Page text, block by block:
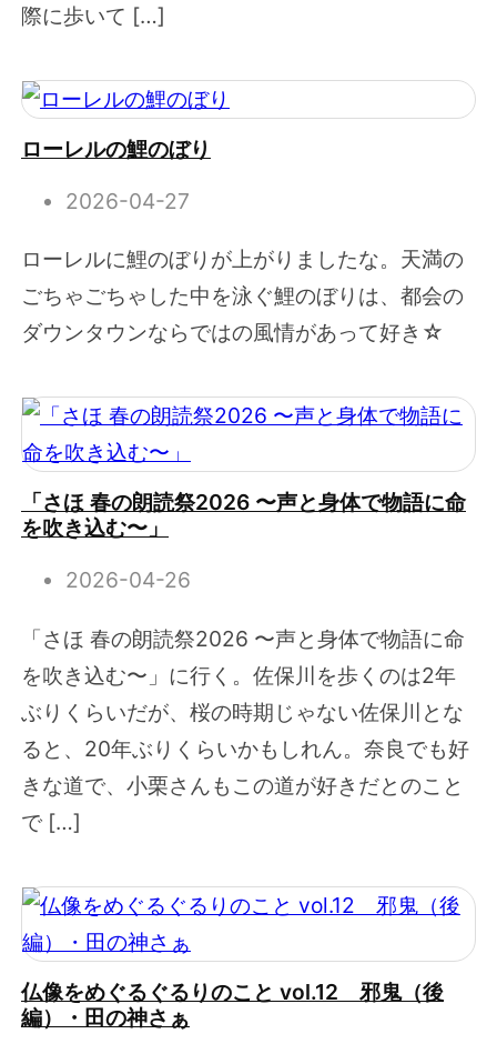
際に歩いて […]
ローレルの鯉のぼり
2026-04-27
ローレルに鯉のぼりが上がりましたな。天満の
ごちゃごちゃした中を泳ぐ鯉のぼりは、都会の
ダウンタウンならではの風情があって好き☆
「さほ 春の朗読祭2026 〜声と身体で物語に命
を吹き込む〜」
2026-04-26
「さほ 春の朗読祭2026 〜声と身体で物語に命
を吹き込む〜」に行く。佐保川を歩くのは2年
ぶりくらいだが、桜の時期じゃない佐保川とな
ると、20年ぶりくらいかもしれん。奈良でも好
きな道で、小栗さんもこの道が好きだとのこと
で […]
仏像をめぐるぐるりのこと vol.12 邪鬼（後
編）・田の神さぁ